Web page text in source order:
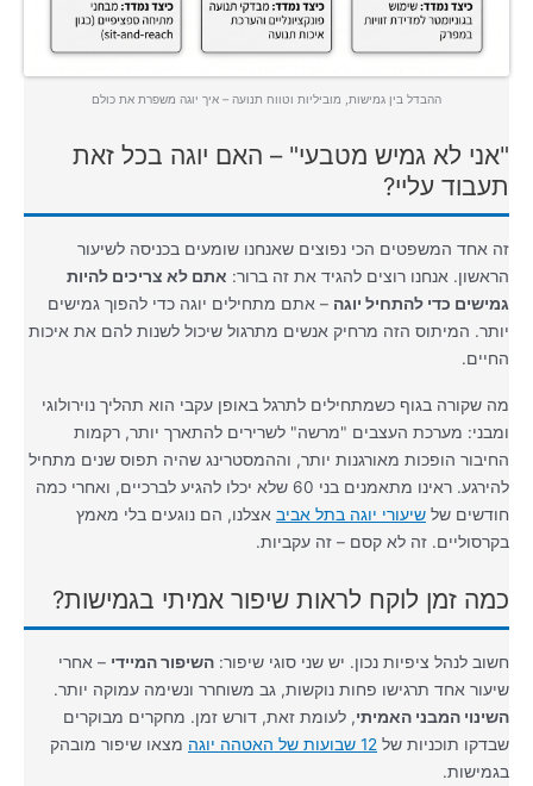
ההבדל בין גמישות, מוביליות וטווח תנועה – איך יוגה משפרת את כולם
"אני לא גמיש מטבעי" – האם יוגה בכל זאת
תעבוד עליי?
זה אחד המשפטים הכי נפוצים שאנחנו שומעים בכניסה לשיעור
הראשון. אנחנו רוצים להגיד את זה ברור: אתם לא צריכים להיות
גמישים כדי להתחיל יוגה – אתם מתחילים יוגה כדי להפוך גמישים
יותר. המיתוס הזה מרחיק אנשים מתרגול שיכול לשנות להם את איכות
החיים.
מה שקורה בגוף כשמתחילים לתרגל באופן עקבי הוא תהליך נוירולוגי
ומבני: מערכת העצבים "מרשה" לשרירים להתארך יותר, רקמות
החיבור הופכות מאורגנות יותר, וההמסטרינג שהיה תפוס שנים מתחיל
להירגע. ראינו מתאמנים בני 60 שלא יכלו להגיע לברכיים, ואחרי כמה
חודשים של שיעורי יוגה בתל אביב אצלנו, הם נוגעים בלי מאמץ
בקרסוליים. זה לא קסם – זה עקביות.
כמה זמן לוקח לראות שיפור אמיתי בגמישות?
חשוב לנהל ציפיות נכון. יש שני סוגי שיפור: השיפור המיידי – אחרי
שיעור אחד תרגישו פחות נוקשות, גב משוחרר ונשימה עמוקה יותר.
השינוי המבני האמיתי, לעומת זאת, דורש זמן. מחקרים מבוקרים
שבדקו תוכניות של 12 שבועות של האטהה יוגה
מצאו שיפור מובהק
בגמישות.